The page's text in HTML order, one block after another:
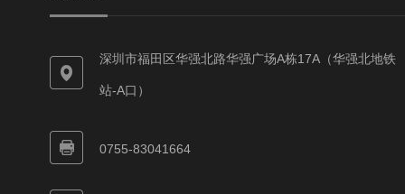
深圳市福田区华强北路华强广场A栋17A（华强北地铁
站-A口）
0755-83041664